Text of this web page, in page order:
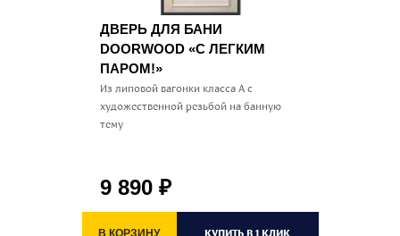
ДВЕРЬ ДЛЯ БАНИ
DOORWOOD «С ЛЕГКИМ
ПАРОМ!»
Из липовой вагонки класса А с
художественной резьбой на банную
тему
9 890 ₽